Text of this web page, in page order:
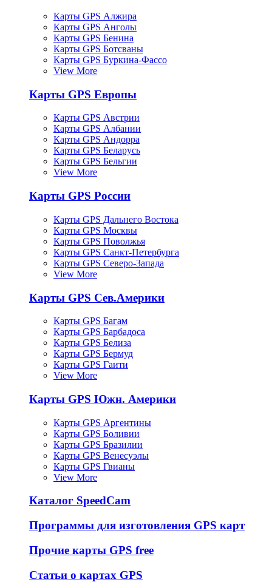
Карты GPS Алжира
Карты GPS Анголы
Карты GPS Бенина
Карты GPS Ботсваны
Карты GPS Буркина-Фассо
View More
Карты GPS Европы
Карты GPS Австрии
Карты GPS Албании
Карты GPS Андорра
Карты GPS Беларусь
Карты GPS Бельгии
View More
Карты GPS России
Карты GPS Дальнего Востока
Карты GPS Москвы
Карты GPS Поволжья
Карты GPS Санкт-Петербурга
Карты GPS Северо-Запада
View More
Карты GPS Сев.Америки
Карты GPS Багам
Карты GPS Барбадоса
Карты GPS Белиза
Карты GPS Бермуд
Карты GPS Гаити
View More
Карты GPS Южн. Америки
Карты GPS Аргентины
Карты GPS Боливии
Карты GPS Бразилии
Карты GPS Венесуэлы
Карты GPS Гвианы
View More
Каталог SpeedCam
Программы для изготовления GPS карт
Прочие карты GPS free
Статьи о картах GPS